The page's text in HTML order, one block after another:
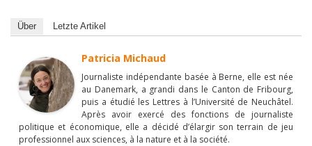
Über Letzte Artikel
Patricia Michaud
Journaliste indépendante basée à Berne, elle est née
au Danemark, a grandi dans le Canton de Fribourg,
puis a étudié les Lettres à l’Université de Neuchâtel.
Après avoir exercé des fonctions de journaliste
politique et économique, elle a décidé d’élargir son terrain de jeu
professionnel aux sciences, à la nature et à la société.